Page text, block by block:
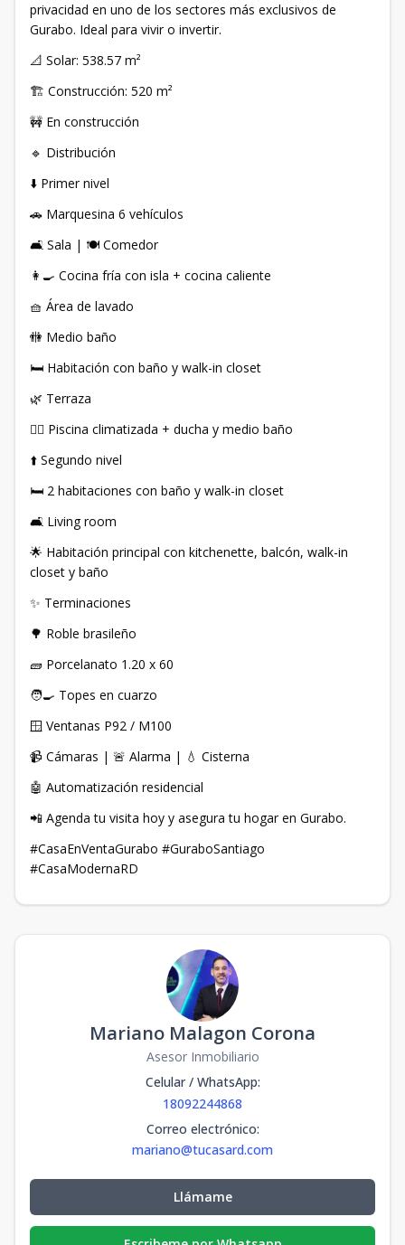
privacidad en uno de los sectores más exclusivos de
Gurabo. Ideal para vivir o invertir.
📐 Solar: 538.57 m²
🏗 Construcción: 520 m²
🚧 En construcción
🔹 Distribución
⬇️ Primer nivel
🚗 Marquesina 6 vehículos
🛋 Sala | 🍽 Comedor
👩‍🍳 Cocina fría con isla + cocina caliente
🧺 Área de lavado
🚻 Medio baño
🛏 Habitación con baño y walk-in closet
🌿 Terraza
🏊‍♂️ Piscina climatizada + ducha y medio baño
⬆️ Segundo nivel
🛏 2 habitaciones con baño y walk-in closet
🛋 Living room
🌟 Habitación principal con kitchenette, balcón, walk-in
closet y baño
✨ Terminaciones
🌳 Roble brasileño
🧱 Porcelanato 1.20 x 60
🧑‍🍳 Topes en cuarzo
🪟 Ventanas P92 / M100
📹 Cámaras | 🚨 Alarma | 💧 Cisterna
🤖 Automatización residencial
📲 Agenda tu visita hoy y asegura tu hogar en Gurabo.
#CasaEnVentaGurabo #GuraboSantiago
#CasaModernaRD
Mariano Malagon Corona
Asesor Inmobiliario
Celular / WhatsApp:
18092244868
Correo electrónico:
mariano@tucasard.com
Llámame